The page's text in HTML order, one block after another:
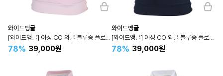
와이드앵글
78% 39,000원
와이드앵글
78% 39,000원